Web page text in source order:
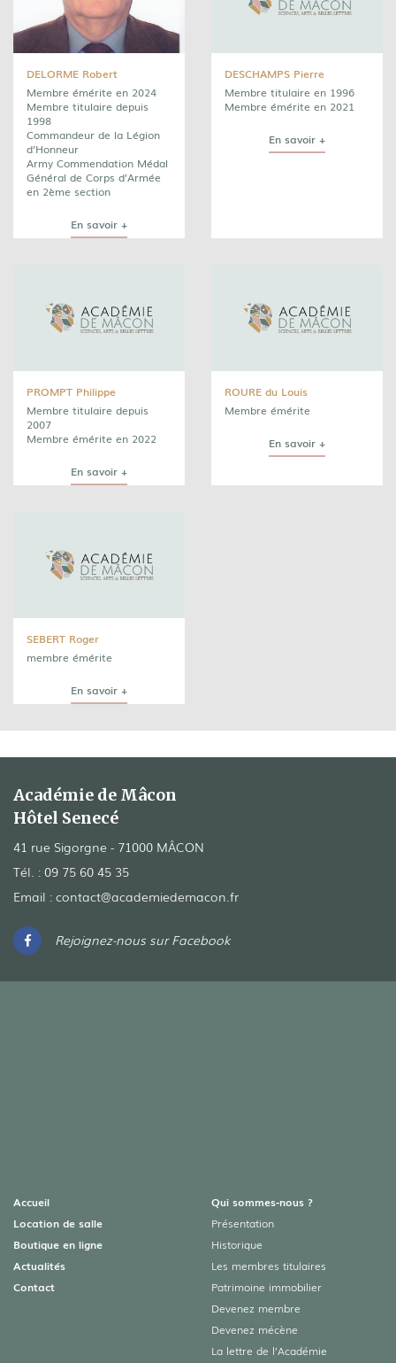
DELORME Robert
Membre émérite en 2024
Membre titulaire depuis
1998
Commandeur de la Légion
d’Honneur
Army Commendation Médal
Général de Corps d’Armée
en 2ème section
En savoir +
DESCHAMPS Pierre
Membre titulaire en 1996
Membre émérite en 2021
En savoir +
PROMPT Philippe
Membre titulaire depuis
2007
Membre émérite en 2022
En savoir +
ROURE du Louis
Membre émérite
En savoir +
SEBERT Roger
membre émérite
En savoir +
Académie de Mâcon
Hôtel Senecé
41 rue Sigorgne - 71000 MÂCON
Tél. : 09 75 60 45 35
Email : contact@academiedemacon.fr
Rejoignez-nous sur Facebook
Accueil
Location de salle
Boutique en ligne
Actualités
Contact
Qui sommes-nous ?
Présentation
Historique
Les membres titulaires
Patrimoine immobilier
Devenez membre
Devenez mécène
La lettre de l’Académie